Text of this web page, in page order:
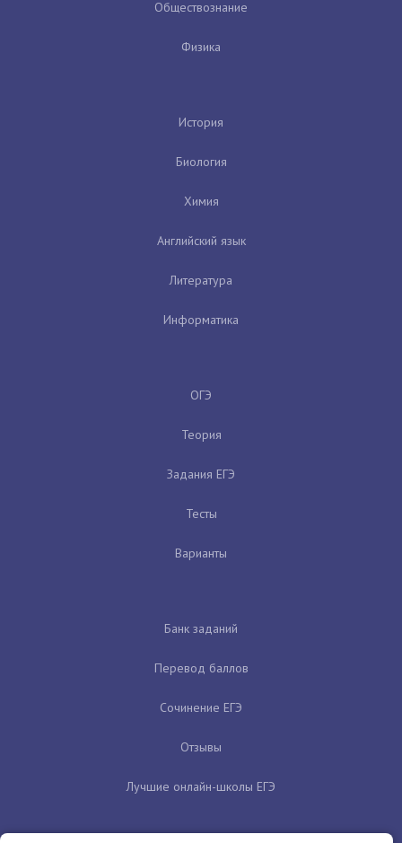
Обществознание
Физика
История
Биология
Химия
Английский язык
Литература
Информатика
ОГЭ
Теория
Задания ЕГЭ
Тесты
Варианты
Банк заданий
Перевод баллов
Сочинение ЕГЭ
Отзывы
Лучшие онлайн-школы ЕГЭ